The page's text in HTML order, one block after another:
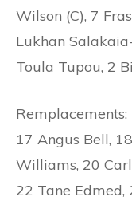
Wilson (C), 7
Lukhan
Toula Tupou, 2
17 Angus Bell,
Williams, 20
22 Tane